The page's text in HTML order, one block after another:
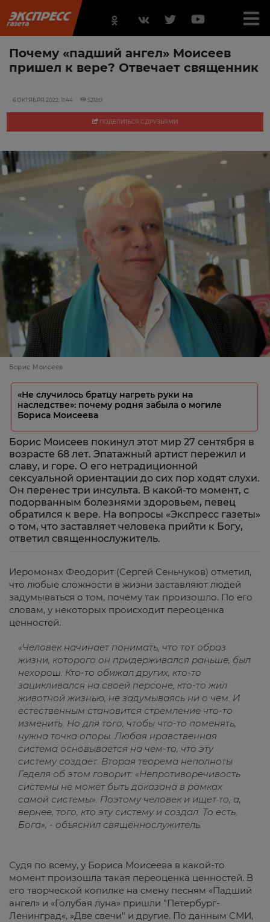
Почему «падший ангел» Моисеев
пришел к вере? Отвечает священник
6 ОКТЯБРЯ 2022, 11:44 52180
ПОДЕЛИТЬСЯ С ДРУЗЬЯМИ
Борис Моисеев
«Не случилось братцу нагреть руки на
наследстве»: почему родня забыла о могиле
Бориса Моисеева
Борис Моисеев покинул этот мир 27 сентября в
возрасте 68 лет. Эпатажный артист пережил и
славу, и горе. О его нетрадиционной
сексуальной ориентации до сих пор ходят слухи.
Он перенес три инсульта. В какой-то момент, с
подорванным болезнями здоровьем, певец
обратился к вере. На вопросы «Экспресс газеты»
о том, что заставляет человека прийти к Богу,
ответил священнослужитель.
Иеромонах Феодорит (Сергей Сеньчуков) отметил,
что любые сложности в жизни заставляют людей
задумываться о том, почему так произошло. По его
словам, у некоторых происходит переоценка
ценностей.
«Человек начинает понимать, что тот образ
жизни, которого он придерживался раньше, был
нехорош. Кто-то обижал других, кто-то
зацикливался на своей персоне, кто-то жил
животной жизнью, не задумываясь ни о чем. И
естественным становится стремление что-то
изменить. Но для того, чтобы что-то поменять,
нужна точка опоры. Любая нравственная
система основывается на чем-то, что эту
систему создает. Вторая теорема неполноты
Геделя об этом говорит: «Непротиворечивость
системы не может быть доказана в рамках
самой системы». Поэтому человек и ищет то, а,
вернее, того, кто эту систему и создал. То есть,
Бога», - объяснил священнослужитель.
Судя по всему, у Бориса Моисеева в какой-то
момент произошла такая переоценка ценностей. В
его творческой копилке на смену песням «Падший
ангел» и «Голубая луна» пришли "Петербург-
Ленинград«, »Две свечи" и другие. По данным СМИ,